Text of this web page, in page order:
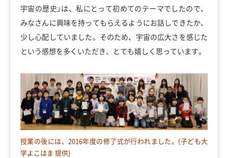
宇宙の歴史」は、私にとって初めてのテーマでしたので、
みなさんに興味を持ってもらえるようにお話しできたか、
少し心配していました。そのため、宇宙の広大さを感じた
という感想を多くいただき、とても嬉しく思っています。
授業の後には、2016年度の修了式が行われました。(子ども大
学よこはま 提供)